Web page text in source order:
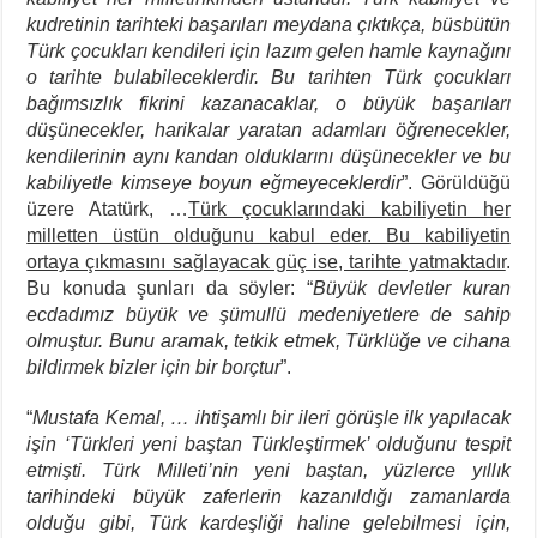
kudretinin tarihteki başarıları meydana çıktıkça, büsbütün
Türk çocukları kendileri için lazım gelen hamle kaynağını
o tarihte bulabileceklerdir. Bu tarihten Türk çocukları
bağımsızlık fikrini kazanacaklar, o büyük başarıları
düşünecekler, harikalar yaratan adamları öğrenecekler,
kendilerinin aynı kandan olduklarını düşünecekler ve bu
kabiliyetle kimseye boyun eğmeyeceklerdir”. Görüldüğü
üzere Atatürk, …Türk çocuklarındaki kabiliyetin her
milletten üstün olduğunu kabul eder. Bu kabiliyetin
ortaya çıkmasını sağlayacak güç ise, tarihte yatmaktadır.
Bu konuda şunları da söyler: “Büyük devletler kuran
ecdadımız büyük ve şümullü medeniyetlere de sahip
olmuştur. Bunu aramak, tetkik etmek, Türklüğe ve cihana
bildirmek bizler için bir borçtur”.
“Mustafa Kemal, … ihtişamlı bir ileri görüşle ilk yapılacak
işin ‘Türkleri yeni baştan Türkleştirmek’ olduğunu tespit
etmişti. Türk Milleti’nin yeni baştan, yüzlerce yıllık
tarihindeki büyük zaferlerin kazanıldığı zamanlarda
olduğu gibi, Türk kardeşliği haline gelebilmesi için,